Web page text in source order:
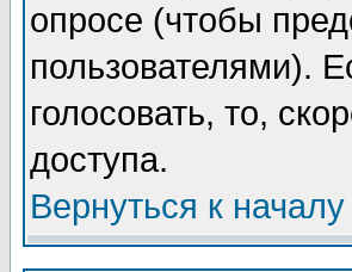
опросе (чтобы
пользователями).
голосовать, то,
доступа.
Вернуться к началу